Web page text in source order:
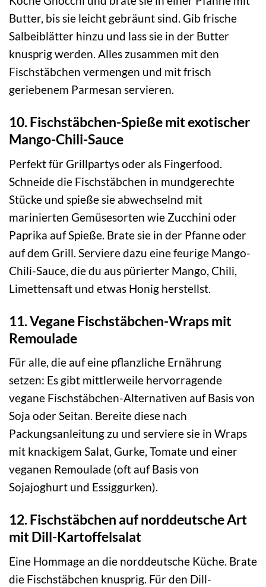
Butter, bis sie leicht gebräunt sind. Gib frische
Salbeiblätter hinzu und lass sie in der Butter
knusprig werden. Alles zusammen mit den
Fischstäbchen vermengen und mit frisch
geriebenem Parmesan servieren.
10. Fischstäbchen-Spieße mit exotischer
Mango-Chili-Sauce
Perfekt für Grillpartys oder als Fingerfood.
Schneide die Fischstäbchen in mundgerechte
Stücke und spieße sie abwechselnd mit
marinierten Gemüsesorten wie Zucchini oder
Paprika auf Spieße. Brate sie in der Pfanne oder
auf dem Grill. Serviere dazu eine feurige Mango-
Chili-Sauce, die du aus pürierter Mango, Chili,
Limettensaft und etwas Honig herstellst.
11. Vegane Fischstäbchen-Wraps mit
Remoulade
Für alle, die auf eine pflanzliche Ernährung
setzen: Es gibt mittlerweile hervorragende
vegane Fischstäbchen-Alternativen auf Basis von
Soja oder Seitan. Bereite diese nach
Packungsanleitung zu und serviere sie in Wraps
mit knackigem Salat, Gurke, Tomate und einer
veganen Remoulade (oft auf Basis von
Sojajoghurt und Essiggurken).
12. Fischstäbchen auf norddeutsche Art
mit Dill-Kartoffelsalat
Eine Hommage an die norddeutsche Küche. Brate
die Fischstäbchen knusprig. Für den Dill-